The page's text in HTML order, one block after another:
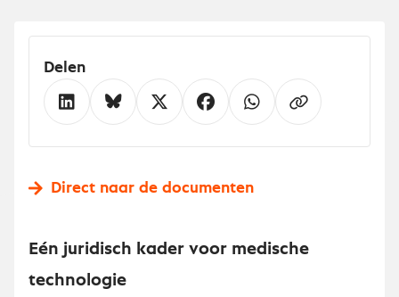
Delen
Direct naar de documenten
Eén juridisch kader voor medische
technologie